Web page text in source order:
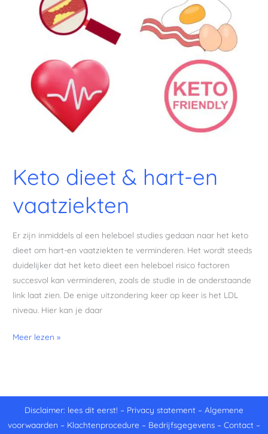
Keto dieet & hart-en
vaatziekten
Er zijn inmiddels al een heleboel studies gedaan naar het keto
dieet om hart-en vaatziekten te verminderen. Het wordt steeds
duidelijker dat het keto dieet een heleboel risico factoren
succesvol kan verminderen, zoals de studie in de onderstaande
link laat zien. De enige uitzondering keer op keer is het LDL
niveau. Hier kan je daar
Meer lezen »
Disclaimer: lees dit eerst! – Privacy statement – Algemene
voorwaarden – Klachtenprocedure – Bedrijfsgegevens – Contact –